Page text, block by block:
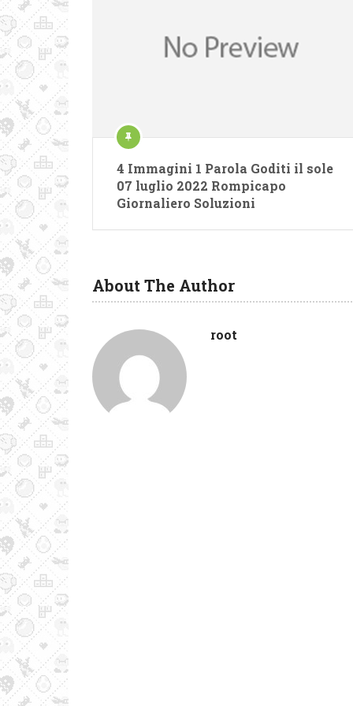
4 Immagini 1 Parola Goditi il ​​sole
07 luglio 2022 Rompicapo
Giornaliero Soluzioni
About The Author
root